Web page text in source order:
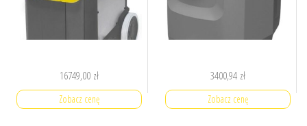
16749,00 zł
Zobacz cenę
3400,94 zł
Zobacz cenę